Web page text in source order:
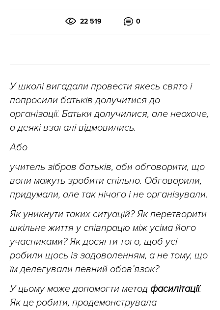
22 519 0
У школі вигадали провести якесь свято і
попросили батьків долучитися до
організації. Батьки долучилися, але неохоче,
а деякі взагалі відмовились.
Або
учитель зібрав батьків, аби обговорити, що
вони можуть зробити спільно. Обговорили,
придумали, але так нічого і не організували.
Як уникнути таких ситуацій? Як перетворити
шкільне життя у співпрацю між усіма його
учасниками? Як досягти того, щоб усі
робили щось із задоволенням, а не тому, що
їм делегували певний обов’язок?
У цьому може допомогти метод фасилітації.
Як це робити, продемонструвала